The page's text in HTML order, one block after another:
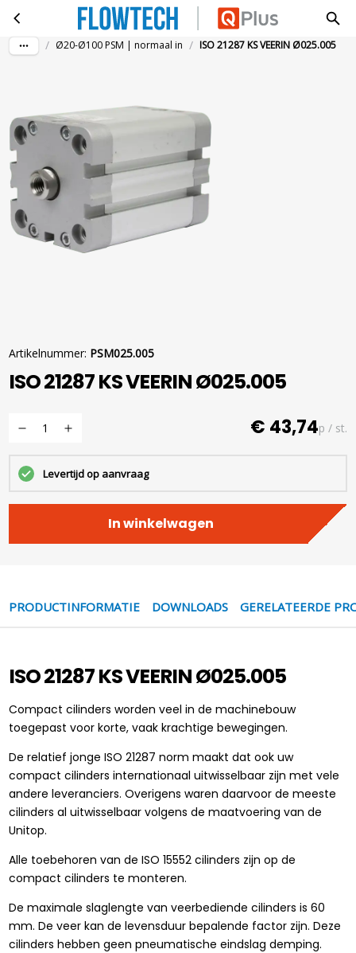
Ga naar hoofdinhoudISO 21287 KS VEERIN Ø025.005
/ Ø20-Ø100 PSM | normaal in / ISO 21287 KS VEERIN Ø025.005
Artikelnummer: PSM025.005
ISO 21287 KS VEERIN Ø025.005
€ 43,74p / st.
Levertijd op aanvraag
In winkelwagen
PRODUCTINFORMATIE DOWNLOADS GERELATEERDE
ISO 21287 KS VEERIN Ø025.005
Compact cilinders worden veel in de machinebouw
toegepast voor korte, vaak krachtige bewegingen.
De relatief jonge ISO 21287 norm maakt dat ook uw
compact cilinders internationaal uitwisselbaar zijn met vele
andere leveranciers. Overigens waren daarvoor de meeste
cilinders al uitwisselbaar volgens de maatvoering van de
Unitop.
Alle toebehoren van de ISO 15552 cilinders zijn op de
compact cilinders te monteren.
De maximale slaglengte van veerbediende cilinders is 60
mm. De veer kan de levensduur bepalende factor zijn. Deze
cilinders hebben geen pneumatische eindslag demping.